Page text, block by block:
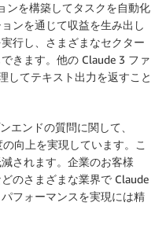
ンを構築してタスクを自動化
ンを通じて収益を生み出し
行し、さまざまなセクター
きます。他の Claude 3 ファ
してテキスト出力を返すこと
エンドの質問に関して、
向上を実現しています。こ
されます。企業のお客様
のさまざまな業界で Claude
フォーマンスを実現には精